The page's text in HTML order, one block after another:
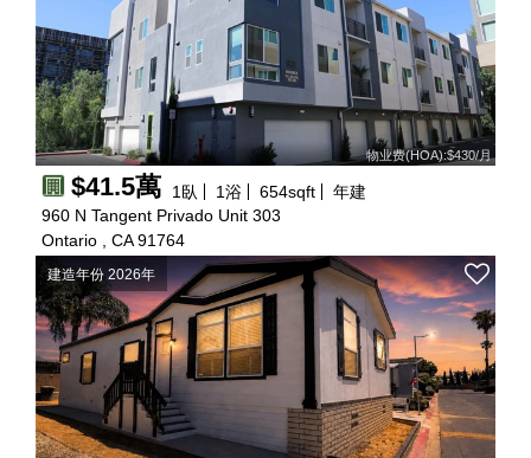
物业费(HOA):$430/月
$41.5萬 1 臥 1浴 654sqft
年建
960 N Tangent Privado Unit 303
Ontario , CA 91764
建造年份 2026年